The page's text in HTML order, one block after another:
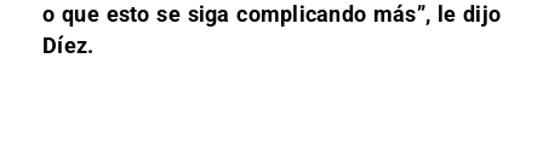
o que esto se siga complicando más”, le dijo
Díez.